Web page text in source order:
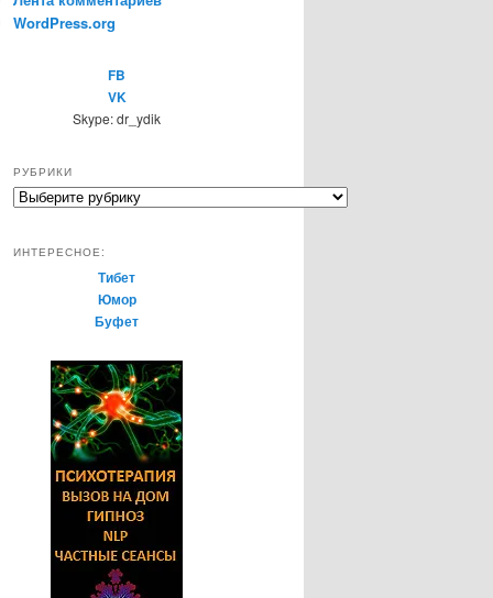
WordPress.org
FB
VK
Skype: dr_ydik
РУБРИКИ
Р
р
ИНТЕРЕСНОЕ:
Тибет
Юмор
Буфет